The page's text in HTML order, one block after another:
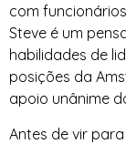
com
Steve é um
habilidades de
posições da
apoio unânime
Antes de vir